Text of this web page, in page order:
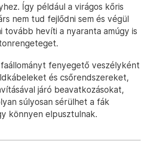
Így például a virágos kőris
nem tud fejlődni sem és végül
tovább hevíti a nyaranta amúgy is
fenyegető veszélyként
és csőrendszereket,
járó beavatkozásokat,
súlyosan sérülhet a fák
könnyen elpusztulnak.